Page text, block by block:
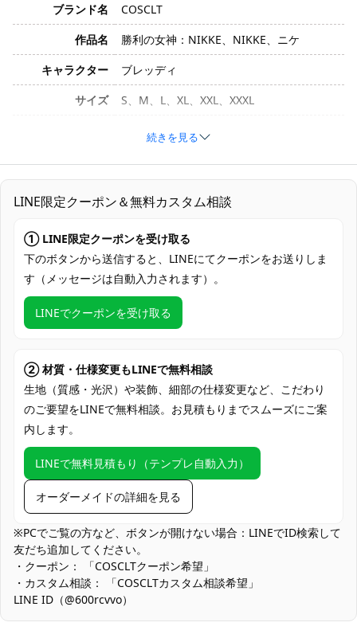
ブランド名
COSCLT
作品名
勝利の女神：NIKKE、NIKKE、ニケ
キャラクター
ブレッディ
サイズ
S、M、L、XL、XXL、XXXL
コスプレ専用生地
セット内容
スカート、靴下、チョーカー
加工に7～15営業日、配送に5～7営業日
度でお届け
支払い方法
クレジットカード（VISA、Master、JCB、
Discover、AMERICAN EXPRESS）、
PayPal、銀行振込
使用場所
ケ撮影、ハロウィン仮装、TikTok・配信コ
ス、展示会・PR撮影、学園祭・文化祭ステ
ージ
コスプレ対象
ァン、出演者
他の衣類と同じく、清潔に乾燥を保ち、鋭
い物によっての破れを避けてください。
商品状態
新品未使用
装飾の繊細さ：襟元刺繍や肩袖パーツは意匠性重視のため繊細で
す。移動時はハンガー保管・カバー使用を推奨し、引っ掛かりを
避けてください。
続きを見る
LINE限定クーポン＆無料カスタム相談
① LINE限定クーポンを受け取る
下のボタンから送信すると、LINEにてクーポンをお送りしま
す（メッセージは自動入力されます）。
LINEでクーポンを受け取る
② 材質・仕様変更もLINEで無料相談
生地（質感・光沢）や装飾、細部の仕様変更など、こだわり
のご要望をLINEで無料相談。お見積もりまでスムーズにご案
内します。
LINEで無料見積もり（テンプレ自動入力）
オーダーメイドの詳細を見る
※PCでご覧の方など、ボタンが開けない場合：LINEでID検索して
友だち追加してください。
・クーポン： 「COSCLTクーポン希望」
・カスタム相談： 「COSCLTカスタム相談希望」
LINE ID（@600rcvvo）